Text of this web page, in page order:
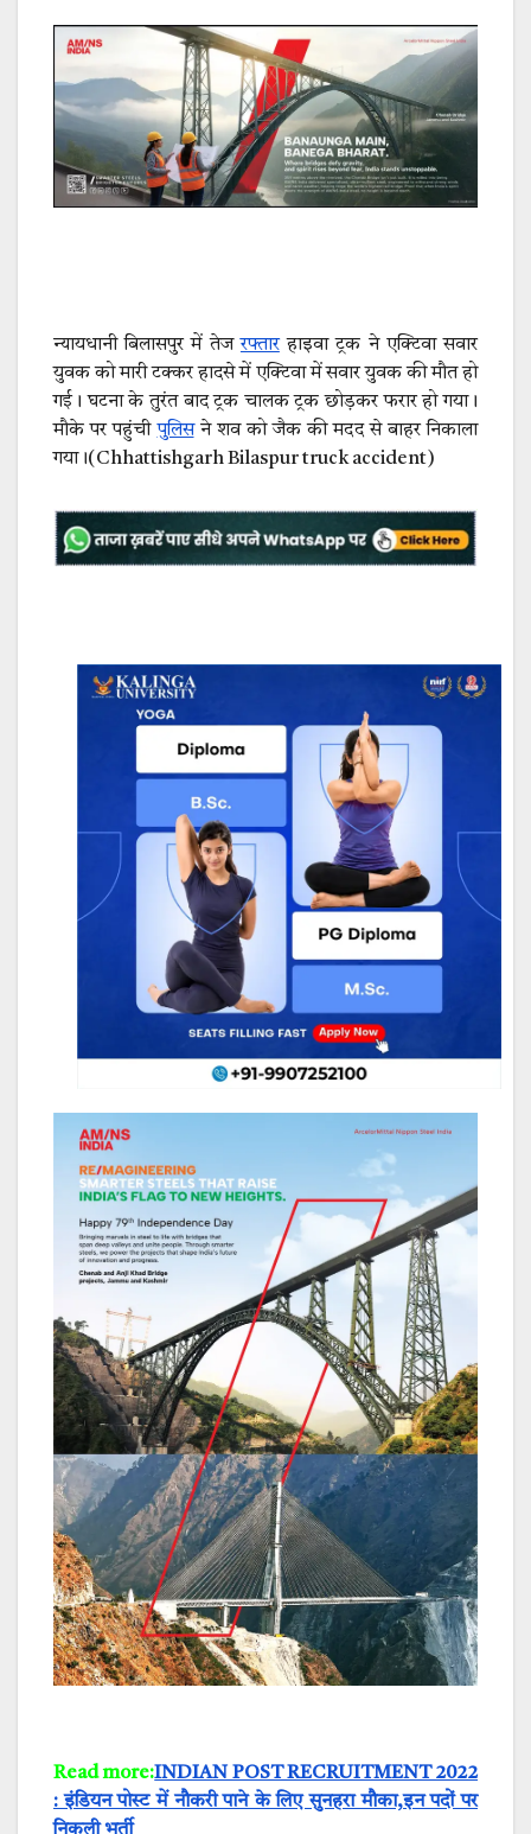
न्यायधानी बिलासपुर में तेजरफ्तारहाइवा ट्रक ने एक्टिवा सवार
युवक को मारी टक्कर हादसे में एक्टिवा में सवार युवक की मौत हो
गई। घटना के तुरंत बाद ट्रक चालक ट्रक छोड़कर फरार हो गया।
मौके पर पहुंचीपुलिसने शव को जैक की मदद से बाहर निकाला
गया।(Chhattishgarh Bilaspur truck accident)
Read more:INDIAN POST RECRUITMENT 2022
: इंडियन पोस्ट में नौकरी पाने के लिए सुनहरा मौका,इन पदों पर